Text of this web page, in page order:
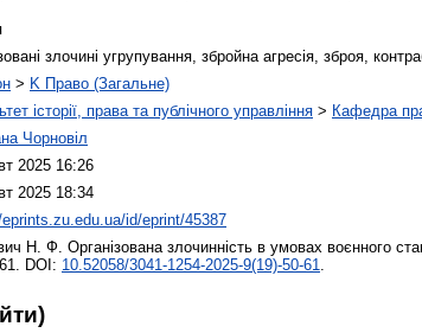
злочині угрупування, збройна агресія, зброя,
> K Право (Загальне)
історії, права та публічного управління > Кафедра
Чорновіл
2025 16:26
2025 18:34
id/eprint/45387
Н. Ф. Організована злочинність в умовах воєнного
DOI: 10.52058/3041-1254-2025-9(19)-50-61